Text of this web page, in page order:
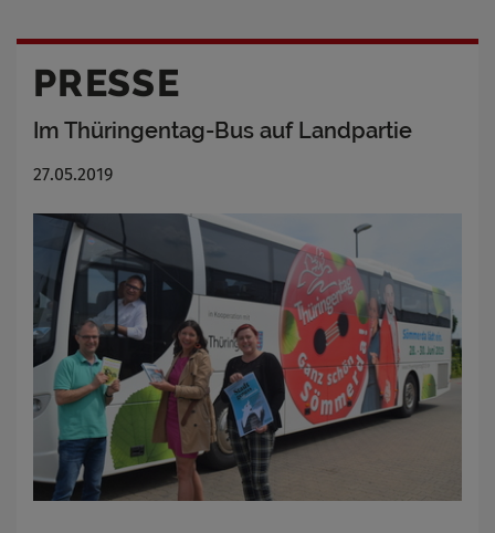
PRESSE
Im Thüringentag-Bus auf Landpartie
27.05.2019